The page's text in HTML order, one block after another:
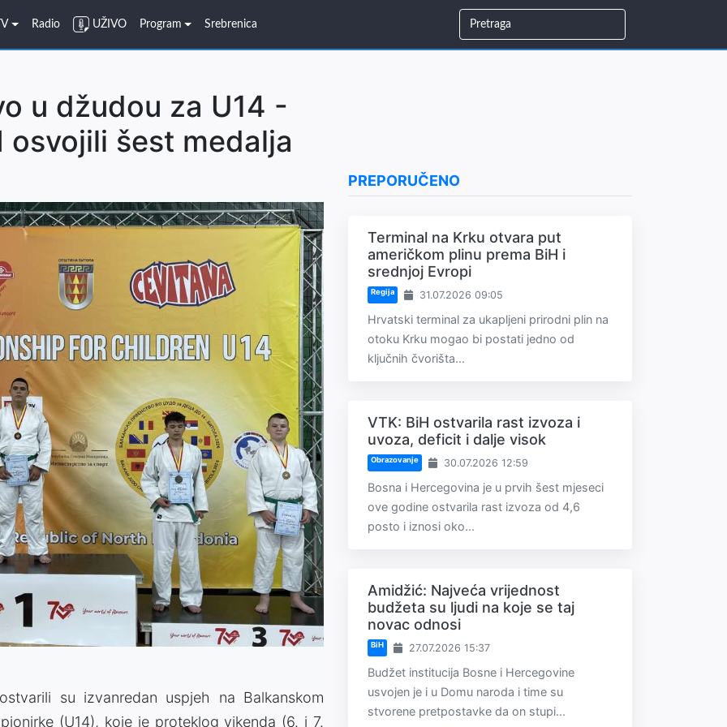
Radio UŽIVO Program Srebrenica
u džudou za U14 -
osvojili šest medalja
su izvanredan uspjeh na Balkanskom
(U14), koje je proteklog vikenda (6. i 7.
PREPORUČENO
Terminal na Krku otvara put
američkom plinu prema BiH i
srednjoj Evropi
Regija 31.07.2026 09:05
Hrvatski terminal za ukapljeni prirodni plin na
otoku Krku mogao bi postati jedno od
ključnih čvorišta...
VTK: BiH ostvarila rast izvoza i
uvoza, deficit i dalje visok
Obrazovanje 30.07.2026 12:59
Bosna i Hercegovina je u prvih šest mjeseci
ove godine ostvarila rast izvoza od 4,6
posto i iznosi oko...
Amidžić: Najveća vrijednost
budžeta su ljudi na koje se taj
novac odnosi
BiH 27.07.2026 15:37
Budžet institucija Bosne i Hercegovine
usvojen je i u Domu naroda i time su
stvorene pretpostavke da on stupi...